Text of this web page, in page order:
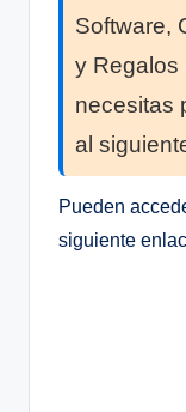
Software,
y Regalos
necesitas
al
Pueden
siguiente